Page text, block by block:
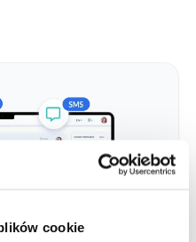
cookie